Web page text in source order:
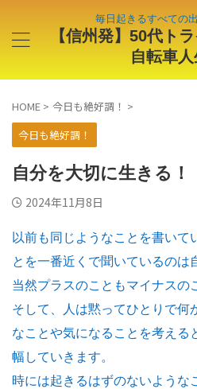
毎日起きるすべての
【信州発】50代ト
自転車
HOME > 今日も絶好調！ >
今日も絶好調！
自分を大切に生きる！
2024年11月8日
以前も同じようなことを書いて
とを一番近くで聞いているのは
当然プラスのこともマイナスの
そして、人は黙ってひとりで何
なことや気になることを考える
幅していきます。
時には起きるはずのないような